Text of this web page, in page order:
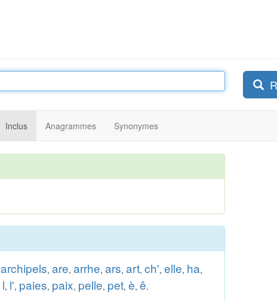
Inclus Anagrammes Synonymes
archipels, are, arrhe, ars, art, ch', elle, ha,
l, l', paies, paix, pelle, pet, è, ê.